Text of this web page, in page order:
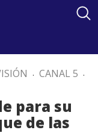
. CANAL 5 .
para su
de las